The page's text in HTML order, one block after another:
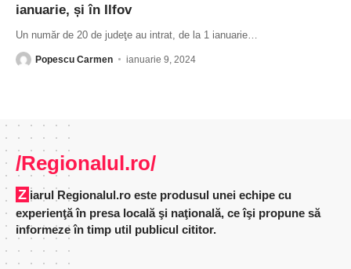
ianuarie, și în Ilfov
Un număr de 20 de judeţe au intrat, de la 1 ianuarie
Popescu Carmen ianuarie 9, 2024
/Regionalul.ro/
Ziarul Regionalul.ro este produsul unei echipe cu
experienţă în presa locală şi naţională, ce îşi propune să
informeze în timp util publicul cititor.